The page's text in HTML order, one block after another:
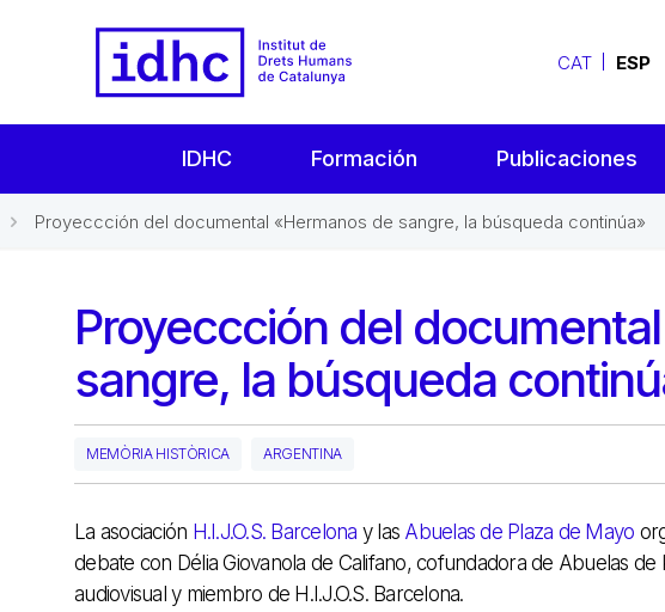
CAT ESP
IDHC Formación Publicaciones
Proyeccción del documental «Hermanos de sangre, la búsqueda continúa»
Proyeccción del
sangre, la búsqueda
MEMÒRIA HISTÒRICA ARGENTINA
La asociación H.I.J.O.S. Barcelona y las Abuelas de Plaza de Mayo
debate con Délia Giovanola de Califano, cofundadora de Abuelas
audiovisual y miembro de H.I.J.O.S. Barcelona.